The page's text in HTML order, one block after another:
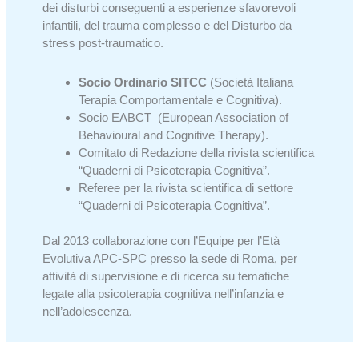
dei disturbi conseguenti a esperienze sfavorevoli
infantili, del trauma complesso e del Disturbo da
stress post-traumatico.
Socio Ordinario SITCC (Società Italiana
Terapia Comportamentale e Cognitiva).
Socio EABCT (European Association of
Behavioural and Cognitive Therapy).
Comitato di Redazione della rivista scientifica
“Quaderni di Psicoterapia Cognitiva”.
Referee per la rivista scientifica di settore
“Quaderni di Psicoterapia Cognitiva”.
Dal 2013 collaborazione con l’Equipe per l’Età
Evolutiva APC-SPC presso la sede di Roma, per
attività di supervisione e di ricerca su tematiche
legate alla psicoterapia cognitiva nell’infanzia e
nell’adolescenza.